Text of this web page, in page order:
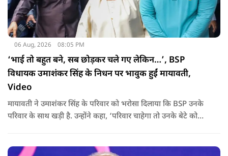
06 Aug, 2026 08:05 PM
‘भाई तो बहुत बने, सब छोड़कर चले गए लेकिन…’, BSP
विधायक उमाशंकर सिंह के निधन पर भावुक हुईं मायावती,
Video
मायावती ने उमाशंकर सिंह के परिवार को भरोसा दिलाया कि BSP उनके
परिवार के साथ खड़ी है. उन्होंने कहा, ‘परिवार चाहेगा तो उनके बेटे को